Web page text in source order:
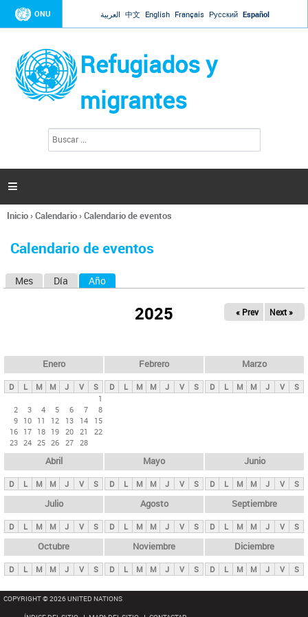
Jump to navigation
ONU العربية 中文 English Français Русский Español
Refugiados y
migrantes
l
d
s

Se
usted
Inicio›Calendario›Calendario de eventos
Calendario de eventos
s
p
n
i
p
a
l
s
Mes Día Año
2025 « Prev Next »
Enero
D L M M J V
S
1
2
3 4 5 6 7
8
9 10 11 12 13 14
15
16 17 18 19 20 21
22
23 24 25 26 27 28
Febrero
D L M M J V S
Marzo
D L M M J V S
Abril
D L M M J V S
Mayo
D L M M J V S
Junio
D L M M J V S
Julio
D L M M J V S
Agosto
D L M M J V S
Septiembre
D L M M J V S
Octubre
D L M M J V S
Noviembre
D L M M J V S
Diciembre
D L M M J V S
COPYRIGHT © 2026 UNITED NATIONS